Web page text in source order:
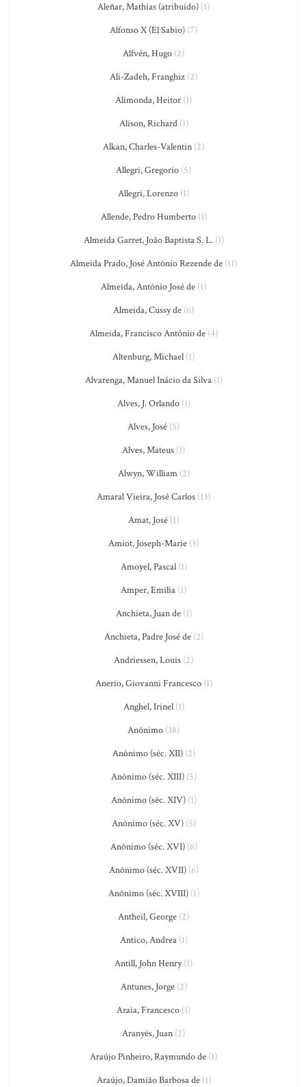
Aleñar, Mathías (atribuido) (1)
Alfonso X (El Sabio) (7)
Alfvén, Hugo (2)
Ali-Zadeh, Franghiz (2)
Alimonda, Heitor (1)
Alison, Richard(1)
Alkan, Charles-Valentin (2)
Allegri, Gregorio (5)
Allegri, Lorenzo (1)
Allende, Pedro Humberto(1)
Almeida Garret, João Baptista S. L.(1)
Almeida Prado, José Antônio Rezende de (11)
Almeida, Antônio José de (1)
Almeida, Cussy de (6)
Almeida, Francisco António de (4)
Altenburg, Michael (1)
Alvarenga, Manuel Inácio da Silva(1)
Alves, J. Orlando(1)
Alves, José (5)
Alves, Mateus (1)
Alwyn, William(2)
Amaral Vieira, José Carlos (13)
Amat, José (1)
Amiot, Joseph-Marie (3)
Amoyel, Pascal(1)
Amper, Emilia (1)
Anchieta, Juan de(1)
Anchieta, Padre José de(2)
Andriessen, Louis (2)
Anerio, Giovanni Francesco(1)
Anghel, Irinel(1)
Anônimo (38)
Anônimo (séc. XII)(2)
Anônimo (séc. XIII)(5)
Anônimo (séc. XIV)(1)
Anônimo (séc. XV)(5)
Anônimo (séc. XVI)(6)
Anônimo (séc. XVII)(6)
Anônimo (séc. XVIII)(1)
Antheil, George (2)
Antico, Andrea(1)
Antill, John Henry(1)
Antunes, Jorge(2)
Araia, Francesco (1)
Aranyés, Juan (2)
Araújo Pinheiro, Raymundo de (1)
Araújo, Damião Barbosa de(1)